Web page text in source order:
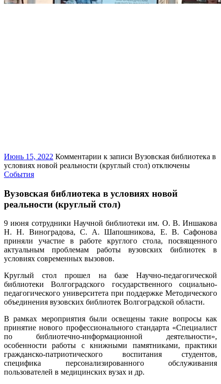
Июнь 15, 2022 Комментарии к записи Вузовская библиотека в
условиях новой реальности (круглый стол) отключены
События
Вузовская библиотека в условиях новой
реальности (круглый стол)
9 июня сотрудники Научной библиотеки им. О. В. Иншакова
Н. Н. Виноградова, С. А. Шапошникова, Е. В. Сафонова
приняли участие в работе круглого стола, посвященного
актуальным проблемам работы вузовских библиотек в
условиях современных вызовов.
Круглый стол прошел на базе Научно-педагогической
библиотеки Волгоградского государственного социально-
педагогического университета при поддержке Методического
объединения вузовских библиотек Волгоградской области.
В рамках мероприятия были освещены такие вопросы как
принятие нового профессионального стандарта «Специалист
по библиотечно-информационной деятельности»,
особенности работы с книжными памятниками, практики
гражданско-патриотического воспитания студентов,
специфика персонализированного обслуживания
пользователей в медицинских вузах и др.